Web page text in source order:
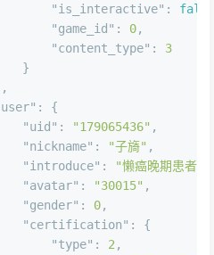
"is_good": false ,
"is_interactive"
"game_id" : 0,
,
"user":
{
"uid": "179065436"
"nickname": "子旖",
"introduce": "懒癌晚期患者+
"avatar" : "30015"
"gender" : 0,
"certification"